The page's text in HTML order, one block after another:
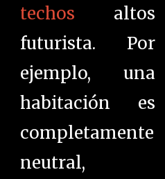
techos altos
futurista. Por
ejemplo, una
habitación es
completamente
neutral,